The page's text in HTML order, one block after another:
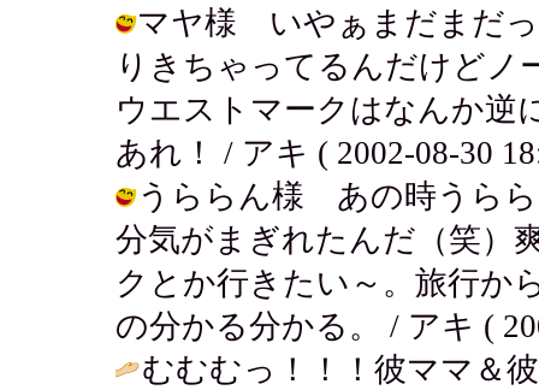
マヤ様 いやぁまだまだっ
りきちゃってるんだけどノ
ウエストマークはなんか逆
あれ！ / アキ ( 2002-08-30
うららん様 あの時うら
分気がまぎれたんだ（笑）
クとか行きたい～。旅行か
の分かる分かる。 / アキ (
むむむっ！！！彼ママ＆